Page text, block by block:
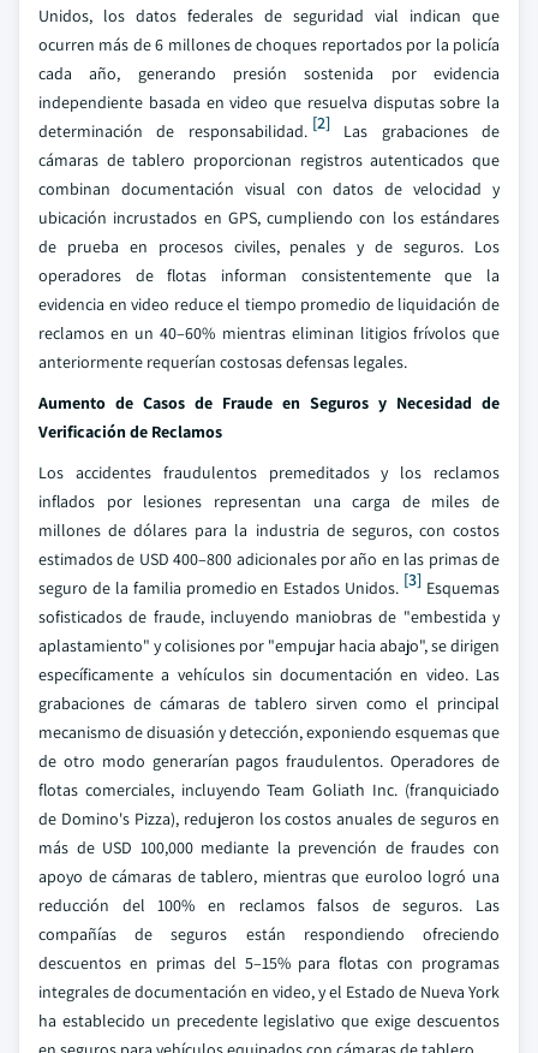
Unidos, los datos federales de seguridad vial indican que
ocurren más de 6 millones de choques reportados por la policía
cada año, generando presión sostenida por evidencia
independiente basada en video que resuelva disputas sobre la
determinación de responsabilidad. [2]Las grabaciones de
cámaras de tablero proporcionan registros autenticados que
combinan documentación visual con datos de velocidad y
ubicación incrustados en GPS, cumpliendo con los estándares
de prueba en procesos civiles, penales y de seguros. Los
operadores de flotas informan consistentemente que la
evidencia en video reduce el tiempo promedio de liquidación de
reclamos en un 40–60% mientras eliminan litigios frívolos que
anteriormente requerían costosas defensas legales.
Aumento de Casos de Fraude en Seguros y Necesidad de
Verificación de Reclamos
Los accidentes fraudulentos premeditados y los reclamos
inflados por lesiones representan una carga de miles de
millones de dólares para la industria de seguros, con costos
estimados de USD 400–800 adicionales por año en las primas de
seguro de la familia promedio en Estados Unidos. [3] Esquemas
sofisticados de fraude, incluyendo maniobras de "embestida y
aplastamiento" y colisiones por "empujar hacia abajo", se dirigen
específicamente a vehículos sin documentación en video. Las
grabaciones de cámaras de tablero sirven como el principal
mecanismo de disuasión y detección, exponiendo esquemas que
de otro modo generarían pagos fraudulentos. Operadores de
flotas comerciales, incluyendo Team Goliath Inc. (franquiciado
de Domino's Pizza), redujeron los costos anuales de seguros en
más de USD 100,000 mediante la prevención de fraudes con
apoyo de cámaras de tablero, mientras que euroloo logró una
reducción del 100% en reclamos falsos de seguros. Las
compañías de seguros están respondiendo ofreciendo
descuentos en primas del 5–15% para flotas con programas
integrales de documentación en video, y el Estado de Nueva York
ha establecido un precedente legislativo que exige descuentos